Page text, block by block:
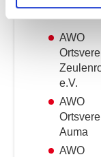
an:
AWO
e.V.
AWO
Auma
AWO